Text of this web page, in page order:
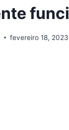
fevereiro 18, 2023